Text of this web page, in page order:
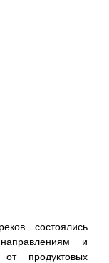
состоялись
и
продуктовых